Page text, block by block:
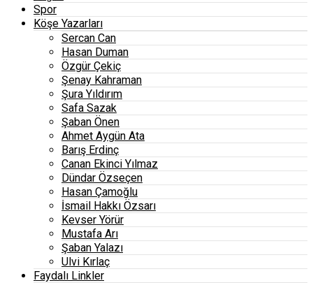
Spor
Köşe Yazarları
Sercan Can
Hasan Duman
Özgür Çekiç
Şenay Kahraman
Şura Yıldırım
Safa Sazak
Şaban Önen
Ahmet Aygün Ata
Barış Erdinç
Canan Ekinci Yılmaz
Dündar Özseçen
Hasan Çamoğlu
İsmail Hakkı Özsarı
Kevser Yörür
Mustafa Arı
Şaban Yalazı
Ulvi Kırlaç
Faydalı Linkler